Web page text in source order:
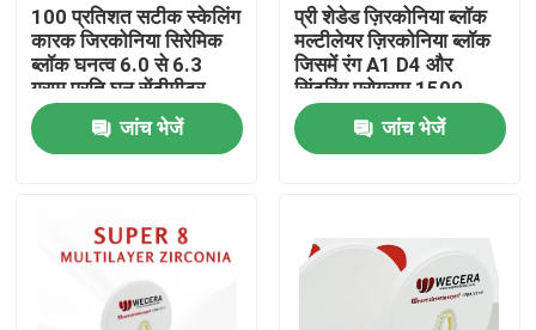
घर
वी.आर. शो
100 प्रतिशत सटीक स्केलिंग
कारक जिरकोनिया सिरेमिक
ब्लॉक घनत्व 6.0 से 6.3
ग्राम प्रति घन सेंटीमीटर
मिलिंग और सीएडी सीएएम
सिस्टम के लिए एकदम सही
जांच भेजें
प्री शेडेड ज़िरकोनिया ब्लॉक
मल्टीलेयर ज़िरकोनिया ब्लॉक
जिसमें रंग A1 D4 और
सिंटरिंग प्रोग्राम 1500
डिग्री डेंटल क्राउन के लिए
आदर्श है
जांच भेजें